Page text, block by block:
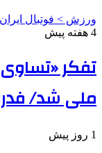
ورزش > فوتبال ایران
4 هفته پیش
تفکر
ملی شد/
1 روز پیش